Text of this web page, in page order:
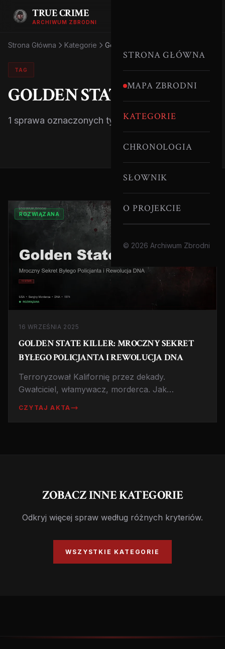
TRUE CRIME
ARCHIWUM ZBRODNI
STRONA GŁÓWNA
MAPA ZBRODNI
KATEGORIE
CHRONOLOGIA
SŁOWNIK
O PROJEKCIE
© 2026 Archiwum Zbrodni
Strona Główna Kategorie Golden State Killer
TAG
GOLDEN STATE KILLER
1 sprawa oznaczonych tym tagiem.
ROZWIĄZANA
16 WRZEŚNIA 2025
GOLDEN STATE KILLER: MROCZNY SEKRET
BYŁEGO POLICJANTA I REWOLUCJA DNA
Terroryzował Kalifornię przez dekady.
Gwałciciel, włamywacz, morderca. Jak
CZYTAJ AKTA
ZOBACZ INNE KATEGORIE
Odkryj więcej spraw według różnych kryteriów.
WSZYSTKIE KATEGORIE